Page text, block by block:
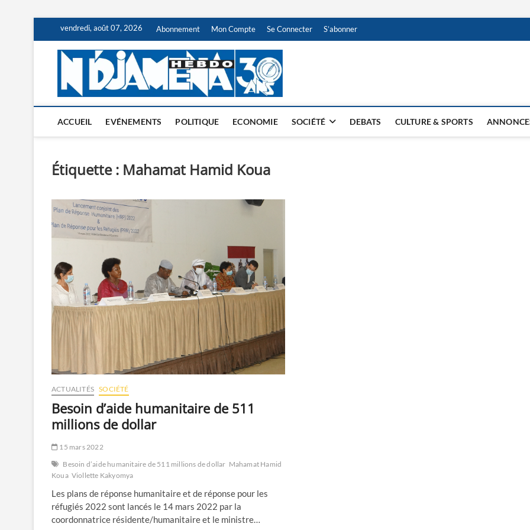
content
vendredi, août 07, 2026 Abonnement Mon Compte Se Connecter S’abonner
NDJAMENA HEBDO
ACCUEIL EVÉNEMENTS POLITIQUE ECONOMIE SOCIÉTÉ DEBATS CULTURE & SPORTS
Étiquette : Mahamat Hamid Koua
ACTUALITÉS SOCIÉTÉ
Besoin d’aide humanitaire de 511
millions de dollar
15 mars 2022
Besoin d’aide humanitaire de 511 millions de dollar Mahamat Hamid
Koua Viollette Kakyomya
Les plans de réponse humanitaire et de réponse pour les
réfugiés 2022 sont lancés le 14 mars 2022 par la
coordonnatrice résidente/humanitaire et le ministre…